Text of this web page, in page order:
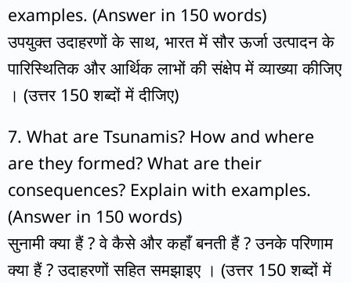
examples. (Answer in 150 words)
उपयुक्त उदाहरणों के साथ, भारत में सौर ऊर्जा उत्पादन के
पारिस्थितिक और आर्थिक लाभों की संक्षेप में व्याख्या कीजिए
। (उत्तर 150 शब्दों में दीजिए)
7. What are Tsunamis? How and where
are they formed? What are their
consequences? Explain with examples.
(Answer in 150 words)
सुनामी क्या हैं ? वे कैसे और कहाँ बनती हैं ? उनके परिणाम
क्या हैं ? उदाहरणों सहित समझाइए । (उत्तर 150 शब्दों में